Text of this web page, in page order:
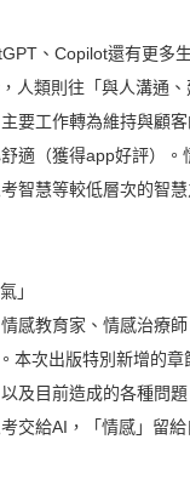
、Copilot還有更多
人類則往「與人溝通
要工作轉為維持與顧
適（獲得app好評）
智慧等較低層次的智
」
感教育家、情感治療
本次出版特別新增的
及目前造成的各種問
交給AI，「情感」留